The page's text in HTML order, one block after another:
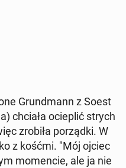
Grund­mann z Soest
chciała ocie­plić strych
zrobiła po­rząd­ki. W
z kośćmi. "Mój ojciec
mo­men­cie, ale ja nie